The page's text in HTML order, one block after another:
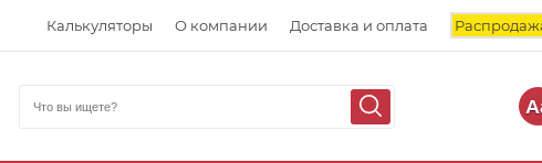
Калькуляторы О компании Доставка и оплата